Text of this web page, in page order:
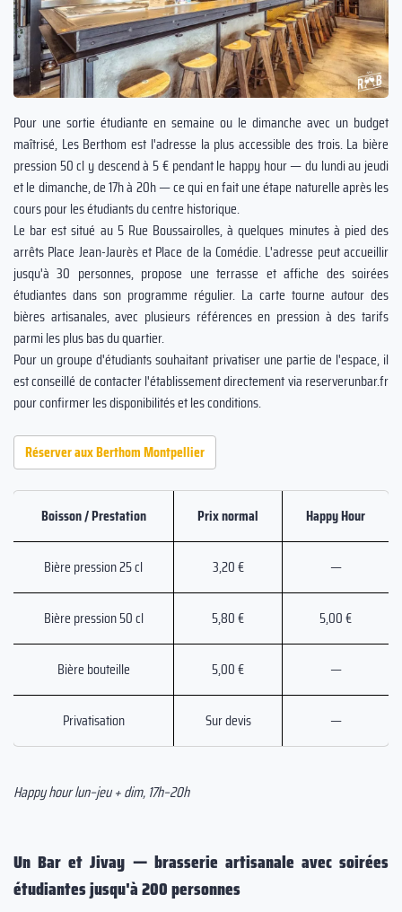
Pour une sortie étudiante en semaine ou le dimanche avec un budget
maîtrisé, Les Berthom est l'adresse la plus accessible des trois. La bière
pression 50 cl y descend à 5 € pendant le happy hour — du lundi au jeudi
et le dimanche, de 17h à 20h — ce qui en fait une étape naturelle après les
cours pour les étudiants du centre historique.
Le bar est situé au 5 Rue Boussairolles, à quelques minutes à pied des
arrêts Place Jean-Jaurès et Place de la Comédie. L'adresse peut accueillir
jusqu'à 30 personnes, propose une terrasse et affiche des soirées
étudiantes dans son programme régulier. La carte tourne autour des
bières artisanales, avec plusieurs références en pression à des tarifs
parmi les plus bas du quartier.
Pour un groupe d'étudiants souhaitant privatiser une partie de l'espace, il
est conseillé de contacter l'établissement directement via reserverunbar.fr
pour confirmer les disponibilités et les conditions.
Réserver aux Berthom Montpellier
Boisson / Prestation Prix normal Happy Hour
Bière pression 25 cl 3,20 € —
Bière pression 50 cl 5,80 € 5,00 €
Bière bouteille 5,00 € —
Privatisation Sur devis —
Happy hour lun–jeu + dim, 17h–20h
Un Bar et Jivay — brasserie artisanale avec soirées
étudiantes jusqu'à 200 personnes